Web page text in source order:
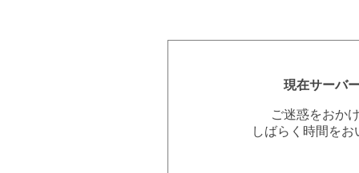
現在サーバ
ご迷惑をおか
しばらく時間を